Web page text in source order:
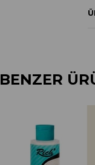
BENZER